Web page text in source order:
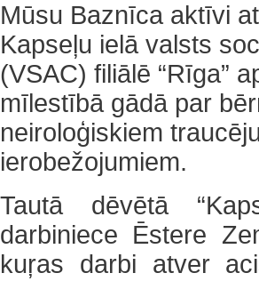
Mūsu Baznīca aktīvi
Kapseļu ielā valsts
(VSAC) filiālē “Rīga”
mīlestībā gādā par
neiroloģiskiem
ierobežojumiem.
Tautā dēvētā
darbiniece Ēstere
kuŗas darbi atver